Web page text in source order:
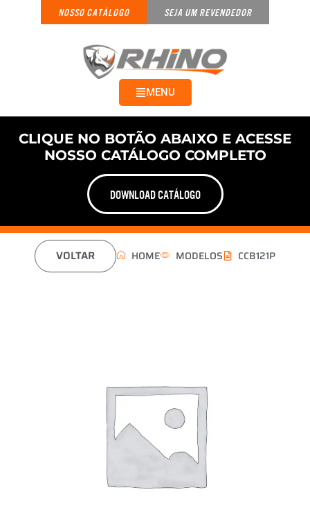
NOSSO CATÁLOGO SEJA UM REVENDEDOR
MENU
CLIQUE NO BOTÃO ABAIXO E ACESSE
NOSSO CATÁLOGO COMPLETO
DOWNLOAD CATÁLOGO
VOLTAR HOME MODELOS CCB121P